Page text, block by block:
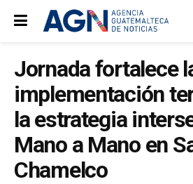
Jornada fortalece
implementación
la estrategia
Mano a Mano en
Chamelco